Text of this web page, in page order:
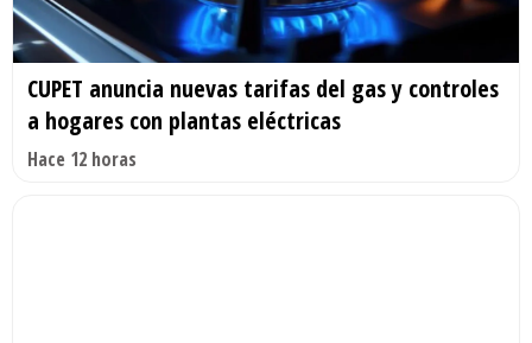
CUPET anuncia nuevas tarifas del gas y controles
a hogares con plantas eléctricas
Hace 12 horas